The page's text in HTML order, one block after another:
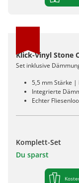
Klick-Vinyl Stone
Set inklusive
5,5 mm Stärke |
Integrierte
Echter
Komplett-Set
Du sparst